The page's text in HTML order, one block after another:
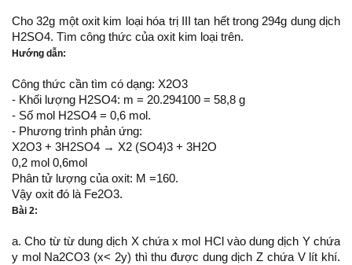
Cho 32g một oxit kim loại hóa trị III tan hết trong 294g dung dịch
H2SO4. Tìm công thức của oxit kim loại trên.
Hướng dẫn:
Công thức cần tìm có dạng: X2O3
- Khối lượng H2SO4: m = 20.294100 = 58,8 g
- Số mol H2SO4 = 0,6 mol.
- Phương trình phản ứng:
X2O3 + 3H2SO4 → X2 (SO4)3 + 3H2O
0,2 mol 0,6mol
Phân tử lượng của oxit: M =160.
Vậy oxit đó là Fe2O3.
Bài 2:
a. Cho từ từ dung dịch X chứa x mol HCl vào dung dịch Y chứa
y mol Na2CO3 (x< 2y) thì thu được dung dịch Z chứa V lít khí.